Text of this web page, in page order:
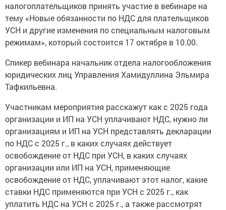
налогоплательщиков принять участие в вебинаре на
тему «Новые обязанности по НДС для плательщиков
УСН и другие изменения по специальным налоговым
режимам», который состоится 17 октября в 10.00.
Спикер вебинара начальник отдела налогообложения
юридических лиц Управления Хамидуллина Эльмира
Тафкильевна.
Участникам мероприятия расскажут как с 2025 года
организации и ИП на УСН уплачивают НДС, нужно ли
организациям и ИП на УСН представлять декларации
по НДС с 2025 г., в каких случаях действует
освобождение от НДС при УСН, в каких случаях
организации или ИП на УСН, применяющие
освобождение от НДС, уплачивают этот налог, какие
ставки НДС применяются при УСН с 2025 г., как
уплатить НДС на УСН с 2025 г., а также рассмотрят